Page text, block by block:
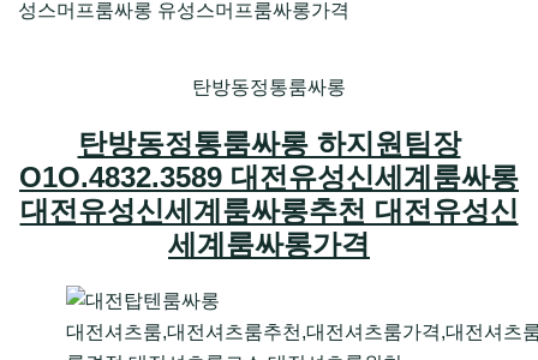
탄방동정통룸싸롱
탄방동정통룸싸롱 하지원팀장
O1O.4832.3589 대전유성신세계룸싸롱
대전유성신세계룸싸롱추천 대전유성신
세계룸싸롱가격
대전셔츠룸,대전셔츠룸추천,대전셔츠룸가격,대전셔츠